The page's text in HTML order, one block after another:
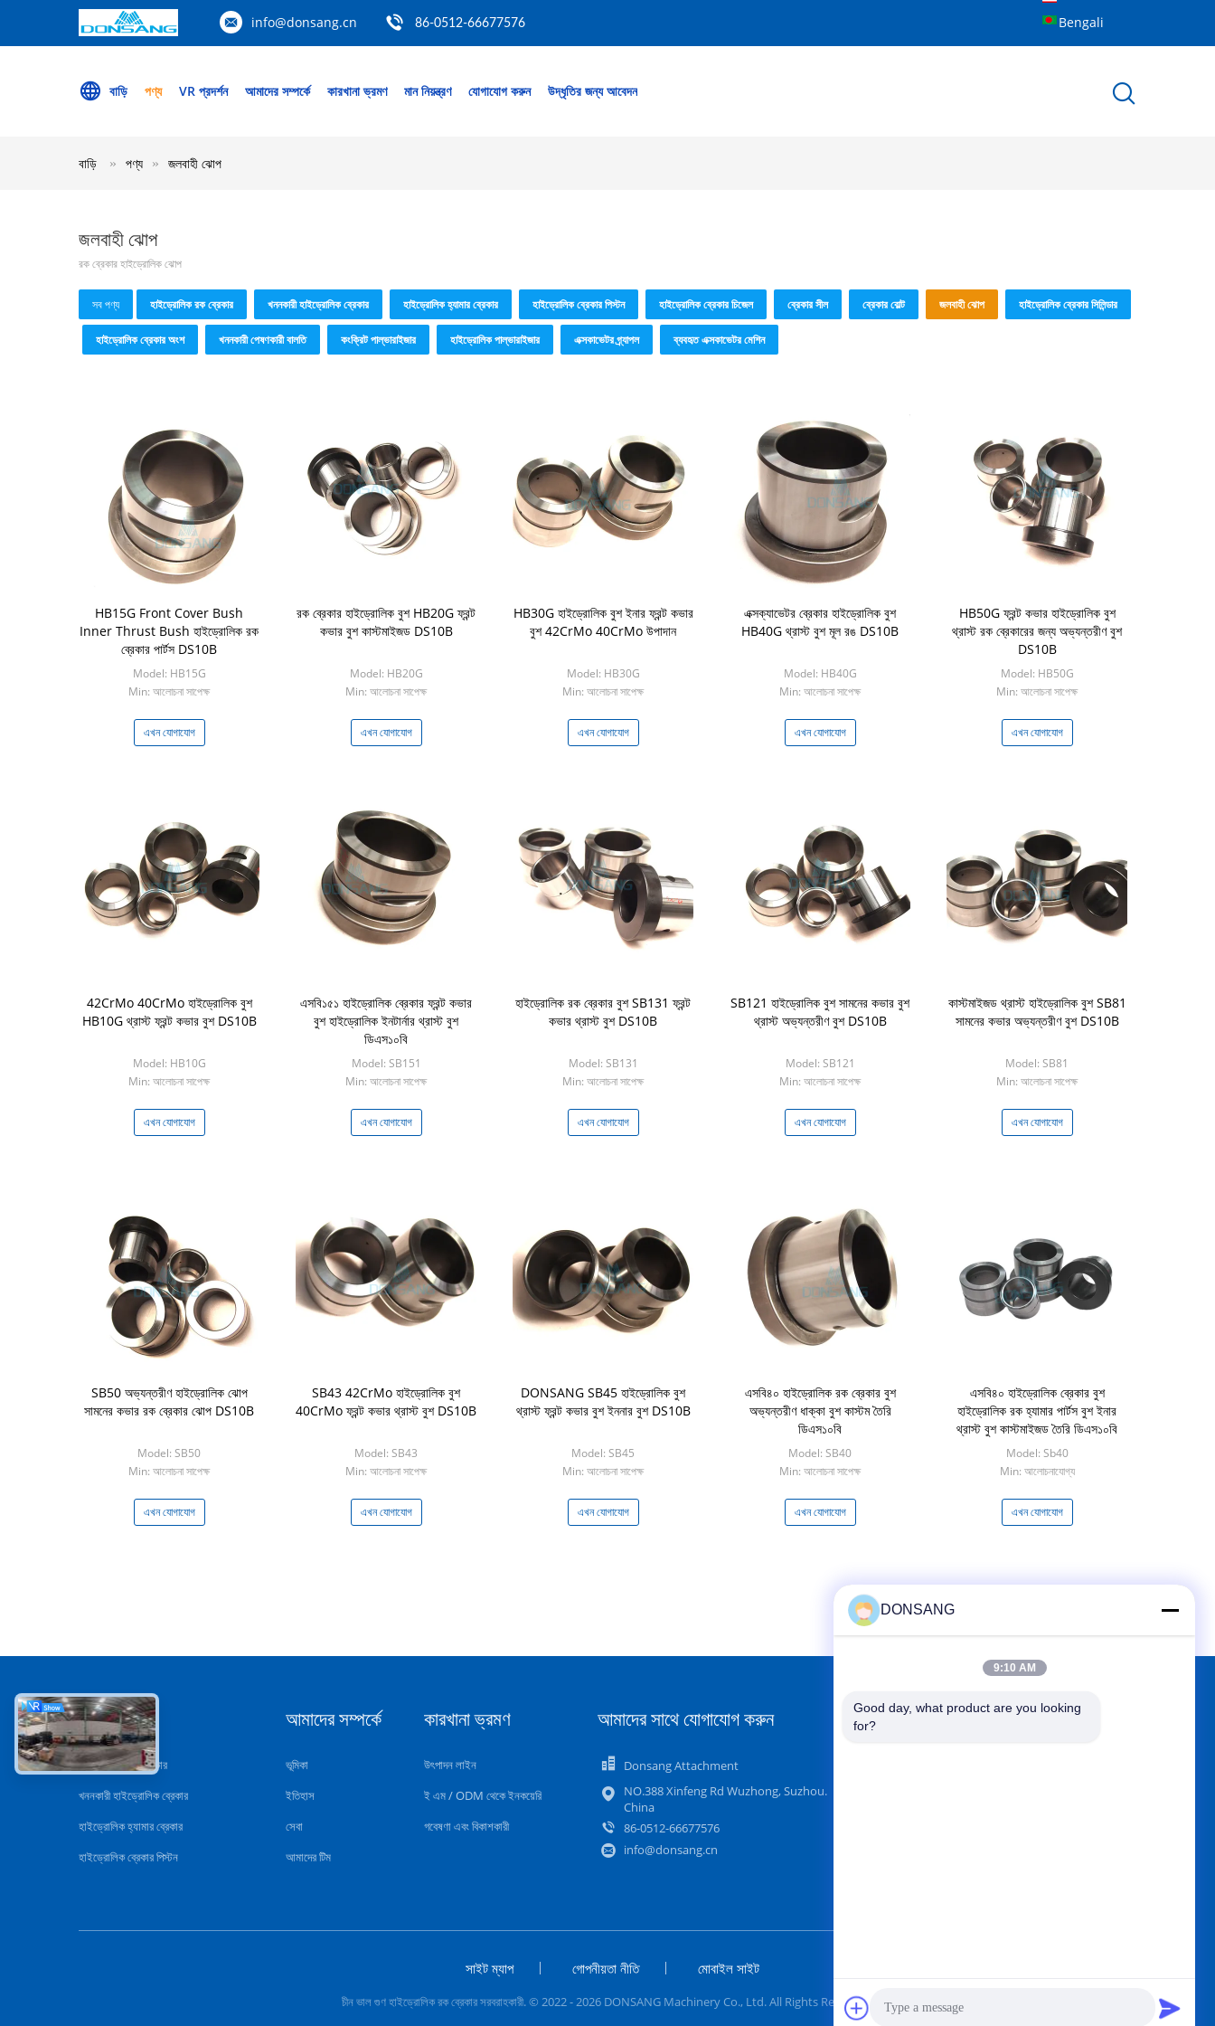
info@donsang.cn 86-0512-66677576 Bengali
বাড়ি পণ্য VR প্রদর্শন আমাদের সম্পর্কে কারখানা ভ্রমণ মান নিয়ন্ত্রণ যোগাযোগ করুন উদ্ধৃতির জন্য আবেদন
বাড়ি পণ্য জলবাহী ঝোপ
জলবাহী ঝোপ
রক ব্রেকার হাইড্রোলিক ঝোপ
সব পণ্য হাইড্রোলিক রক ব্রেকার খননকারী হাইড্রোলিক ব্রেকার হাইড্রোলিক হ্যামার ব্রেকার হাইড্রোলিক ব্রেকার পিস্টন হাইড্রোলিক ব্রেকার চিজেল ব্রেকার সীল ব্রেকার বোল্ট জলবাহী ঝোপ হাইড্রোলিক ব্রেকার সিলিন্ডার
হাইড্রোলিক ব্রেকার অংশ খননকারী পেষণকারী বালতি কংক্রিট পাল্ভারাইজার হাইড্রোলিক পাল্ভারাইজার এক্সকাভেটর গ্র্যাপল ব্যবহৃত এক্সকাভেটর মেশিন
HB15G Front Cover Bush
Inner Thrust Bush হাইড্রোলিক রক
ব্রেকার পার্টস DS10B
Model: HB15G
Min: আলোচনা সাপেক্ষ
এখন যোগাযোগ
রক ব্রেকার হাইড্রোলিক বুশ HB20G ফ্রন্ট
কভার বুশ কাস্টমাইজড DS10B
Model: HB20G
Min: আলোচনা সাপেক্ষ
এখন যোগাযোগ
HB30G হাইড্রোলিক বুশ ইনার ফ্রন্ট কভার
বুশ 42CrMo 40CrMo উপাদান
Model: HB30G
Min: আলোচনা সাপেক্ষ
এখন যোগাযোগ
এক্সক্যাভেটর ব্রেকার হাইড্রোলিক বুশ
HB40G থ্রাস্ট বুশ মূল রঙ DS10B
Model: HB40G
Min: আলোচনা সাপেক্ষ
এখন যোগাযোগ
HB50G ফ্রন্ট কভার হাইড্রোলিক বুশ
থ্রাস্ট রক ব্রেকারের জন্য অভ্যন্তরীণ বুশ
DS10B
Model: HB50G
Min: আলোচনা সাপেক্ষ
এখন যোগাযোগ
42CrMo 40CrMo হাইড্রোলিক বুশ
HB10G থ্রাস্ট ফ্রন্ট কভার বুশ DS10B
Model: HB10G
Min: আলোচনা সাপেক্ষ
এখন যোগাযোগ
এসবি১৫১ হাইড্রোলিক ব্রেকার ফ্রন্ট কভার
বুশ হাইড্রোলিক ইনটার্নার থ্রাস্ট বুশ
ডিএস১০বি
Model: SB151
Min: আলোচনা সাপেক্ষ
এখন যোগাযোগ
হাইড্রোলিক রক ব্রেকার বুশ SB131 ফ্রন্ট
কভার থ্রাস্ট বুশ DS10B
Model: SB131
Min: আলোচনা সাপেক্ষ
এখন যোগাযোগ
SB121 হাইড্রোলিক বুশ সামনের কভার বুশ
থ্রাস্ট অভ্যন্তরীণ বুশ DS10B
Model: SB121
Min: আলোচনা সাপেক্ষ
এখন যোগাযোগ
কাস্টমাইজড থ্রাস্ট হাইড্রোলিক বুশ SB81
সামনের কভার অভ্যন্তরীণ বুশ DS10B
Model: SB81
Min: আলোচনা সাপেক্ষ
এখন যোগাযোগ
SB50 অভ্যন্তরীণ হাইড্রোলিক ঝোপ
সামনের কভার রক ব্রেকার ঝোপ DS10B
Model: SB50
Min: আলোচনা সাপেক্ষ
এখন যোগাযোগ
SB43 42CrMo হাইড্রোলিক বুশ
40CrMo ফ্রন্ট কভার থ্রাস্ট বুশ DS10B
Model: SB43
Min: আলোচনা সাপেক্ষ
এখন যোগাযোগ
DONSANG SB45 হাইড্রোলিক বুশ
থ্রাস্ট ফ্রন্ট কভার বুশ ইননার বুশ DS10B
Model: SB45
Min: আলোচনা সাপেক্ষ
এখন যোগাযোগ
এসবি৪০ হাইড্রোলিক রক ব্রেকার বুশ
অভ্যন্তরীণ ধাক্কা বুশ কাস্টম তৈরি
ডিএস১০বি
Model: SB40
Min: আলোচনা সাপেক্ষ
এখন যোগাযোগ
এসবি৪০ হাইড্রোলিক ব্রেকার বুশ
হাইড্রোলিক রক হ্যামার পার্টস বুশ ইনার
থ্রাস্ট বুশ কাস্টমাইজড তৈরি ডিএস১০বি
Model: Sb40
Min: আলোচনাযোগ্য
এখন যোগাযোগ
ধরন
হাইড্রোলিক রক ব্রেকার
খননকারী হাইড্রোলিক ব্রেকার
হাইড্রোলিক হ্যামার ব্রেকার
হাইড্রোলিক ব্রেকার পিস্টন
আমাদের সম্পর্কে
ভূমিকা
ইতিহাস
সেবা
আমাদের টিম
কারখানা ভ্রমণ
উৎপাদন লাইন
ই এম / ODM থেকে ইনকয়েরি
গবেষণা এবং বিকাশকারী
আমাদের সাথে যোগাযোগ করুন
Donsang Attachment
NO.388 Xinfeng Rd Wuzhong, Suzhou.
China
86-0512-66677576
info@donsang.cn
আমাদের খুঁজে
সাইট ম্যাপ গোপনীয়তা নীতি মোবাইল সাইট
চীন ভাল গুণ হাইড্রোলিক রক ব্রেকার সরবরাহকারী. © 2022 - 2026 DONSANG Machinery Co., Ltd. All Rights Reserved.
DONSANG
9:10 AM
Good day, what product are you looking
for?